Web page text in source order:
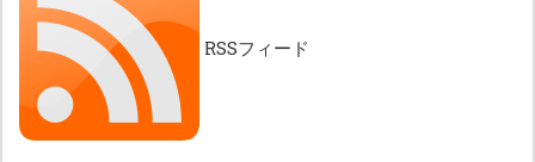
RSSフィード